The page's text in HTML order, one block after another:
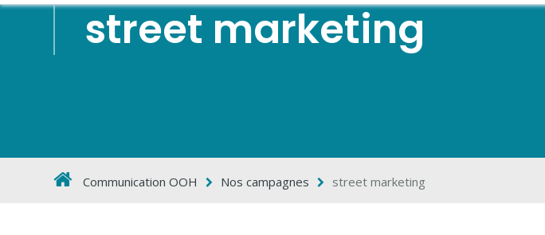
street marketing
Communication OOH Nos campagnes street marketing